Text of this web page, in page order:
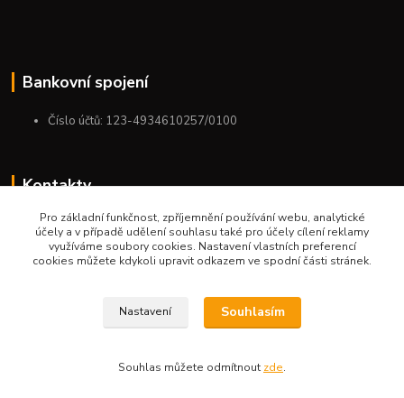
Bankovní spojení
Číslo účtů: 123-4934610257/0100
Kontakty
+420 775 954 963
9:00-12:00-13:00-16:00
Pro základní funkčnost, zpříjemnění používání webu, analytické
účely a v případě udělení souhlasu také pro účely cílení reklamy
využíváme soubory cookies. Nastavení vlastních preferencí
cookies můžete kdykoli upravit odkazem ve spodní části stránek.
Nastavení Souhlasím
Souhlas můžete odmítnout zde.